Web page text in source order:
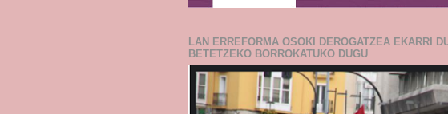
LAN ERREFORMA OSOKI DEROGATZEA EKARRI
BETETZEKO BORROKATUKO DUGU